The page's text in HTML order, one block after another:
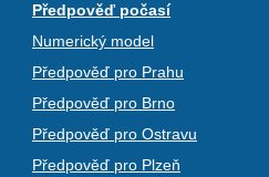
Předpověď počasí
Numerický model
Předpověď pro Prahu
Předpověď pro Brno
Předpověď pro Ostravu
Předpověď pro Plzeň